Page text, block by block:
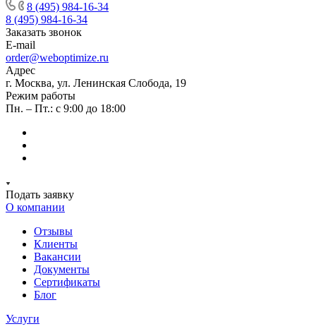
8 (495) 984-16-34
8 (495) 984-16-34
Заказать звонок
E-mail
order@weboptimize.ru
Адрес
г. Москва, ул. Ленинская Слобода, 19
Режим работы
Пн. – Пт.: с 9:00 до 18:00
Подать заявку
О компании
Отзывы
Клиенты
Вакансии
Документы
Сертификаты
Блог
Услуги